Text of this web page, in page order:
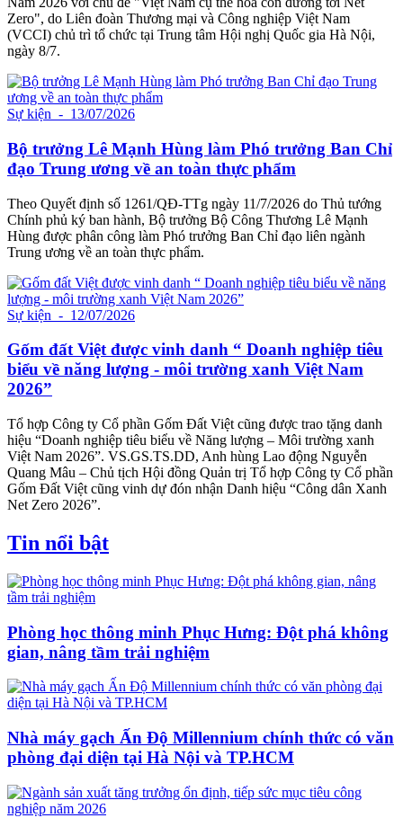
Zero", do Liên đoàn Thương mại và Công nghiệp Việt Nam
(VCCI) chủ trì tổ chức tại Trung tâm Hội nghị Quốc gia Hà Nội,
ngày 8/7.
Sự kiện - 13/07/2026
Bộ trưởng Lê Mạnh Hùng làm Phó trưởng Ban Chỉ
đạo Trung ương về an toàn thực phẩm
Theo Quyết định số 1261/QĐ-TTg ngày 11/7/2026 do Thủ tướng
Chính phủ ký ban hành, Bộ trưởng Bộ Công Thương Lê Mạnh
Hùng được phân công làm Phó trưởng Ban Chỉ đạo liên ngành
Trung ương về an toàn thực phẩm.
Sự kiện - 12/07/2026
Gốm đất Việt được vinh danh “ Doanh nghiệp tiêu
biểu về năng lượng - môi trường xanh Việt Nam
2026”
Tổ hợp Công ty Cổ phần Gốm Đất Việt cũng được trao tặng danh
hiệu “Doanh nghiệp tiêu biểu về Năng lượng – Môi trường xanh
Việt Nam 2026”. VS.GS.TS.DD, Anh hùng Lao động Nguyễn
Quang Mâu – Chủ tịch Hội đồng Quản trị Tổ hợp Công ty Cổ phần
Gốm Đất Việt cũng vinh dự đón nhận Danh hiệu “Công dân Xanh
Net Zero 2026”.
Tin nổi bật
Phòng học thông minh Phục Hưng: Đột phá không
gian, nâng tầm trải nghiệm
Nhà máy gạch Ấn Độ Millennium chính thức có văn
phòng đại diện tại Hà Nội và TP.HCM